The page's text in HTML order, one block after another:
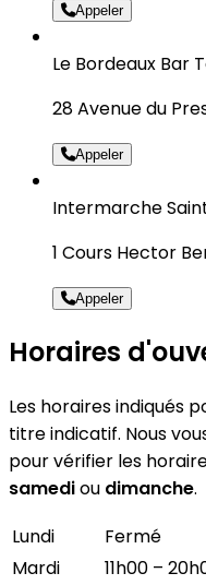
Appeler
Le Bordeaux Bar
28 Avenue du
Appeler
Intermarche
1 Cours Hector
Appeler
Horaires
Les horaires indiqués
titre indicatif. Nous
pour vérifier les
samediou dimanche.
Lundi
Fermé
Mardi
11h00 –